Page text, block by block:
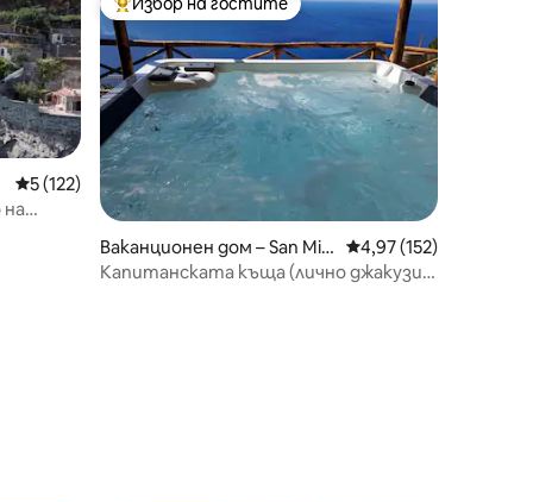
Средна оценка: 5 от 5, 122 отзива
5 (122)
на
Най-популярен избор на гостите
Ваканционен дом – San Mic
hele
Средна оценка: 4,97
4,97 (152)
Капитанската къща (лично джакузи и